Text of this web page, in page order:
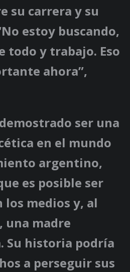
su carrera y su
estoy buscando,
todo y trabajo. Eso
ahora”,
ser una
en el mundo
argentino,
es posible ser
medios y, al
una madre
Su historia podría
a perseguir sus